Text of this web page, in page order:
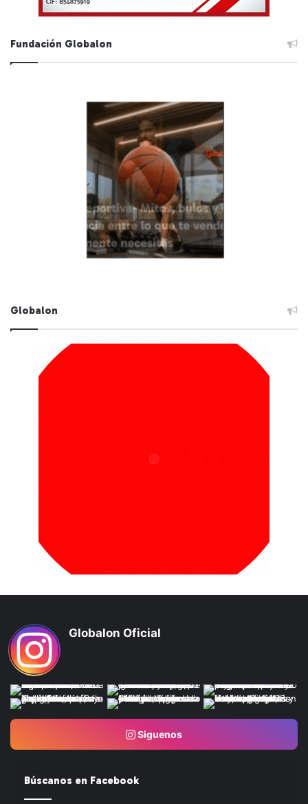
Fundación Globalon
Globalon
Globalon Oficial
Siguenos
Búscanos en Facebook